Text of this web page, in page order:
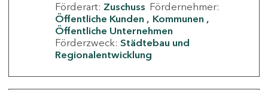
Förderart: Zuschuss Fördernehmer:
Öffentliche Kunden
Kommunen
Öffentliche Unternehmen
Förderzweck: Städtebau und
Regionalentwicklung